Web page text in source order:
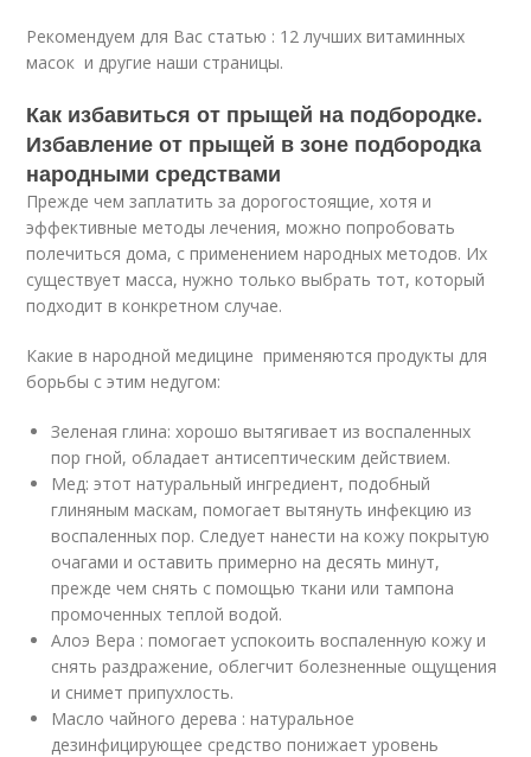
Рекомендуем для Вас статью : 12 лучших витаминных
масок и другие наши страницы.
Как избавиться от прыщей на подбородке.
Избавление от прыщей в зоне подбородка
народными средствами
Прежде чем заплатить за дорогостоящие, хотя и
эффективные методы лечения, можно попробовать
полечиться дома, с применением народных методов. Их
существует масса, нужно только выбрать тот, который
подходит в конкретном случае.
Какие в народной медицине применяются продукты для
борьбы с этим недугом:
Зеленая глина: хорошо вытягивает из воспаленных
пор гной, обладает антисептическим действием.
Мед: этот натуральный ингредиент, подобный
глиняным маскам, помогает вытянуть инфекцию из
воспаленных пор. Следует нанести на кожу покрытую
очагами и оставить примерно на десять минут,
прежде чем снять с помощью ткани или тампона
промоченных теплой водой.
Алоэ Вера : помогает успокоить воспаленную кожу и
снять раздражение, облегчит болезненные ощущения
и снимет припухлость.
Масло чайного дерева : натуральное
дезинфицирующее средство понижает уровень